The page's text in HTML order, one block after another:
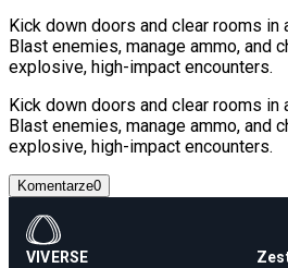
Kick down doors and clear rooms in
Blast enemies, manage ammo, and
explosive, high-impact encounters.
Kick down doors and clear rooms in
Blast enemies, manage ammo, and
explosive, high-impact encounters.
Komentarze0
VIVERSE